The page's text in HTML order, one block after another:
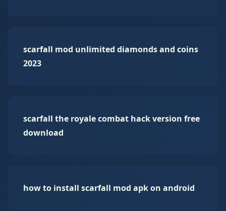
scarfall mod unlimited diamonds and coins
2023
scarfall the royale combat hack version free
download
how to install scarfall mod apk on android